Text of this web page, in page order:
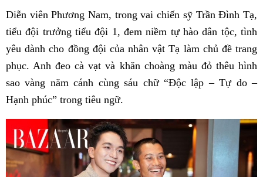
Diễn viên Phương Nam, trong vai chiến sỹ Trần Đình Tạ,
tiểu đội trưởng tiểu đội 1, đem niềm tự hào dân tộc, tình
yêu dành cho đồng đội của nhân vật Tạ làm chủ đề trang
phục. Anh đeo cà vạt và khăn choàng màu đỏ thêu hình
sao vàng năm cánh cùng sáu chữ “Độc lập – Tự do –
Hạnh phúc” trong tiêu ngữ.